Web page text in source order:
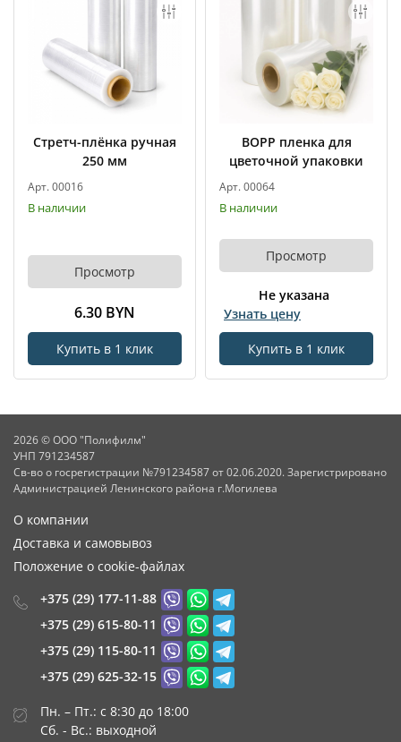
Стретч-плёнка ручная
250 мм
Арт. 00016
В наличии
Просмотр
6.30 BYN
Купить в 1 клик
BOPP пленка для
цветочной упаковки
Арт. 00064
В наличии
Просмотр
Не указана
Узнать цену
Купить в 1 клик
2026 © ООО "Полифилм"
УНП 791234587
Св-во о госрегистрации №791234587 от 02.06.2020. Зарегистрировано
Администрацией Ленинского района г.Могилева
О компании
Доставка и самовывоз
Положение о cookie-файлах
+375 (29) 177-11-88
+375 (29) 615-80-11
+375 (29) 115-80-11
+375 (29) 625-32-15
Пн. – Пт.: с 8:30 до 18:00
Сб. - Вс.: выходной